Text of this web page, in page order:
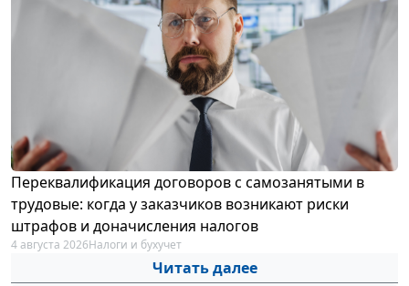
Переквалификация договоров с самозанятыми в
трудовые: когда у заказчиков возникают риски
штрафов и доначисления налогов
4 августа 2026Налоги и бухучет
Читать далее